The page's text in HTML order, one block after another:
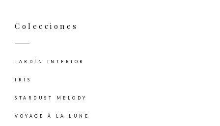
Colecciones
JARDÍN INTERIOR
IRIS
STARDUST MELODY
VOYAGE À LA LUNE